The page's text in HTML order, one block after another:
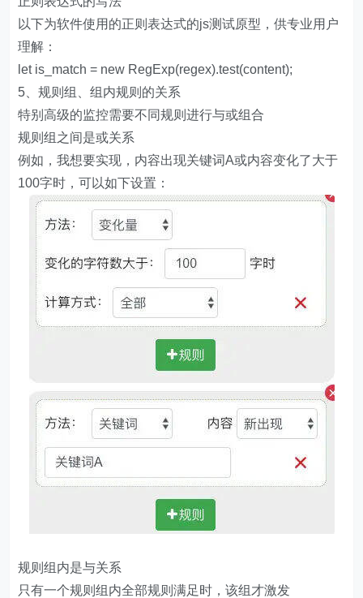
以下为软件使用的正则表达式的js测试原型，供专业用户
理解：
let is_match = new RegExp(regex).test(content);
5、规则组、组内规则的关系
特别高级的监控需要不同规则进行与或组合
规则组之间是或关系
例如，我想要实现，内容出现关键词A或内容变化了大于
100字时，可以如下设置：
规则组内是与关系
只有一个规则组内全部规则满足时，该组才激发